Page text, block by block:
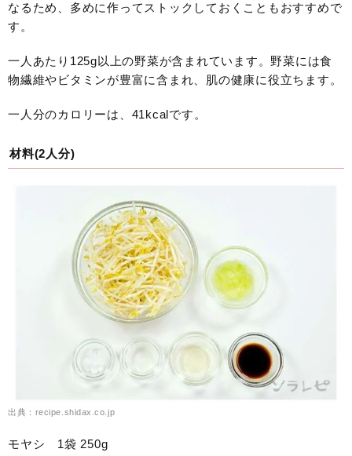
なるため、多めに作ってストックしておくこともおすすめで
す。
一人あたり125g以上の野菜が含まれています。野菜には食
物繊維やビタミンが豊富に含まれ、肌の健康に役立ちます。
一人分のカロリーは、41kcalです。
材料(2人分)
出典：recipe.shidax.co.jp
モヤシ 1袋 250g